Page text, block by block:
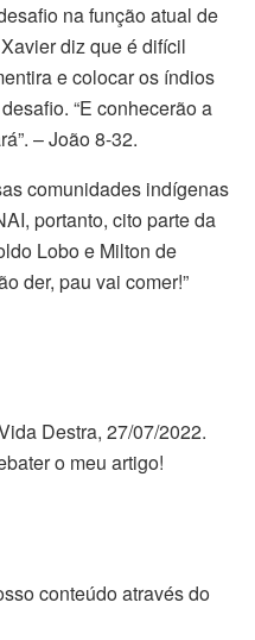
na função atual de
diz que é difícil
e colocar os índios
“E conhecerão a
– João 8-32.
comunidades indígenas
portanto, cito parte da
Lobo e Milton de
der, pau vai comer!”
Destra, 27/07/2022.
o meu artigo!
conteúdo através do